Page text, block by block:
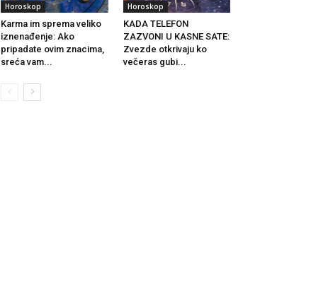
Horoskop
Karma im sprema veliko
iznenađenje: Ako
pripadate ovim znacima,
sreća vam...
Horoskop
KADA TELEFON
ZAZVONI U KASNE SATE:
Zvezde otkrivaju ko
večeras gubi...